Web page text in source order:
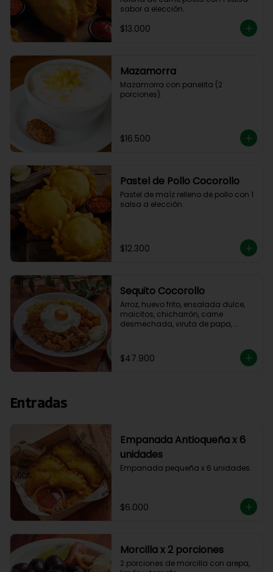
sabor a elección.
$13.000
Mazamorra
Mazamorra con panelita (2
porciones).
$16.500
Pastel de Pollo Cocorollo
Pastel de maíz relleno de pollo con 1
salsa a elección.
$12.300
Sequito Cocorollo
Arroz, huevo frito, ensalada dulce,
maicitos, chicharrón, carne
desmechada, viruta de papa,
$47.900
Entradas
Empanada Antioqueña x 6
unidades
Empanada pequeña x 6 unidades.
$6.000
Morcilla x 2 porciones
2 porciones de morcilla con arepa,